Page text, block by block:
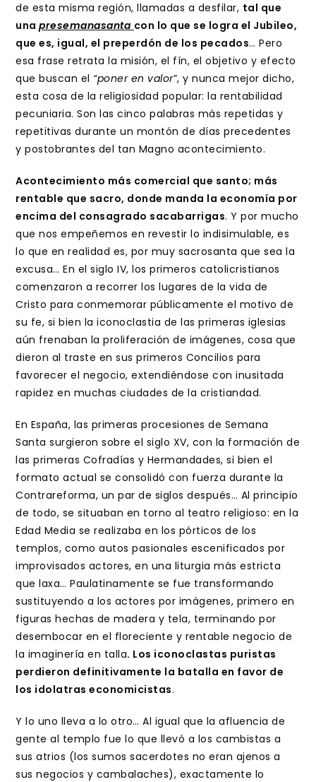
de esta misma región, llamadas a desfilar, tal que
unapresemanasanta con lo que se logra el Jubileo,
que es, igual, el preperdón de los pecados… Pero
esa frase retrata la misión, el fín, el objetivo y efecto
que buscan el“poner en valor”, y nunca mejor dicho,
esta cosa de la religiosidad popular: la rentabilidad
pecuniaria. Son las cinco palabras más repetidas y
repetitivas durante un montón de días precedentes
y postobrantes del tan Magno acontecimiento.
Acontecimiento más comercial que santo; más
rentable que sacro, donde manda la economía por
encima del consagrado sacabarrigas. Y por mucho
que nos empeñemos en revestir lo indisimulable, es
lo que en realidad es, por muy sacrosanta que sea la
excusa… En el siglo IV, los primeros catolicristianos
comenzaron a recorrer los lugares de la vida de
Cristo para conmemorar públicamente el motivo de
su fe, si bien la iconoclastia de las primeras iglesias
aún frenaban la proliferación de imágenes, cosa que
dieron al traste en sus primeros Concilios para
favorecer el negocio, extendiéndose con inusitada
rapidez en muchas ciudades de la cristiandad.
En España, las primeras procesiones de Semana
Santa surgieron sobre el siglo XV, con la formación de
las primeras Cofradías y Hermandades, si bien el
formato actual se consolidó con fuerza durante la
Contrareforma, un par de siglos después… Al principio
de todo, se situaban en torno al teatro religioso: en la
Edad Media se realizaba en los pórticos de los
templos, como autos pasionales escenificados por
improvisados actores, en una liturgia más estricta
que laxa… Paulatinamente se fue transformando
sustituyendo a los actores por imágenes, primero en
figuras hechas de madera y tela, terminando por
desembocar en el floreciente y rentable negocio de
la imaginería en talla. Los iconoclastas puristas
perdieron definitivamente la batalla en favor de
los idolatras economicistas.
Y lo uno lleva a lo otro… Al igual que la afluencia de
gente al templo fue lo que llevó a los cambistas a
sus atrios (los sumos sacerdotes no eran ajenos a
sus negocios y cambalaches), exactamente lo